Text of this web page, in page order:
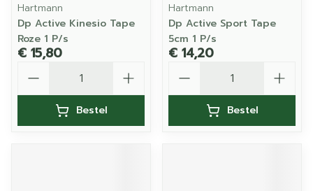
Hartmann
Dp Active Kinesio Tape
Roze 1 P/s
€ 15,80
Bestel
Hartmann
Dp Active Sport Tape
5cm 1 P/s
€ 14,20
Bestel